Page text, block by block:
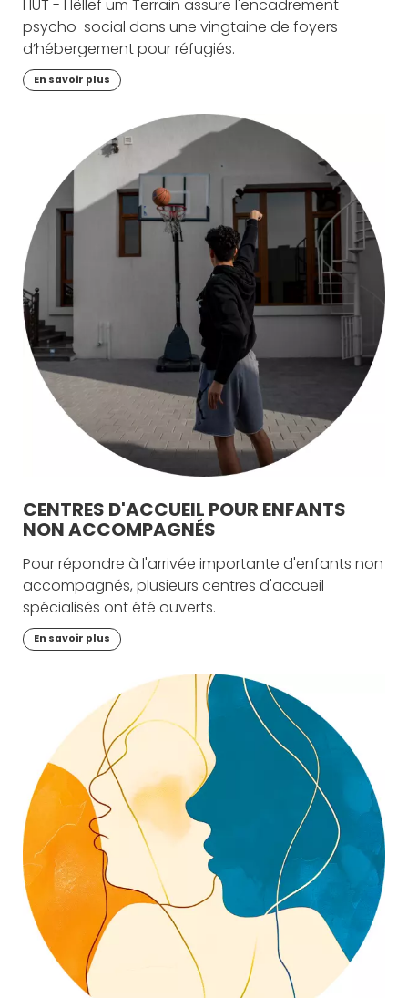
HUT - Hëllef um Terrain assure l'encadrement
psycho-social dans une vingtaine de foyers
d’hébergement pour réfugiés.
En savoir plus
CENTRES D'ACCUEIL POUR ENFANTS
NON ACCOMPAGNÉS
Pour répondre à l'arrivée importante d'enfants non
accompagnés, plusieurs centres d'accueil
spécialisés ont été ouverts.
En savoir plus